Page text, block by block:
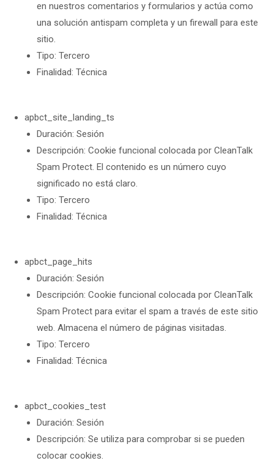
en nuestros comentarios y formularios y actúa como
una solución antispam completa y un firewall para este
sitio.
Tipo: Tercero
Finalidad: Técnica
apbct_site_landing_ts
Duración: Sesión
Descripción: Cookie funcional colocada por CleanTalk
Spam Protect. El contenido es un número cuyo
significado no está claro.
Tipo: Tercero
Finalidad: Técnica
apbct_page_hits
Duración: Sesión
Descripción: Cookie funcional colocada por CleanTalk
Spam Protect para evitar el spam a través de este sitio
web. Almacena el número de páginas visitadas.
Tipo: Tercero
Finalidad: Técnica
apbct_cookies_test
Duración: Sesión
Descripción: Se utiliza para comprobar si se pueden
colocar cookies.